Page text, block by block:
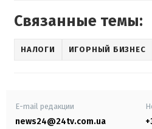
Связанные темы:
НАЛОГИ ИГОРНЫЙ БИЗНЕС
E-mail редакции
news24@24tv.com.ua